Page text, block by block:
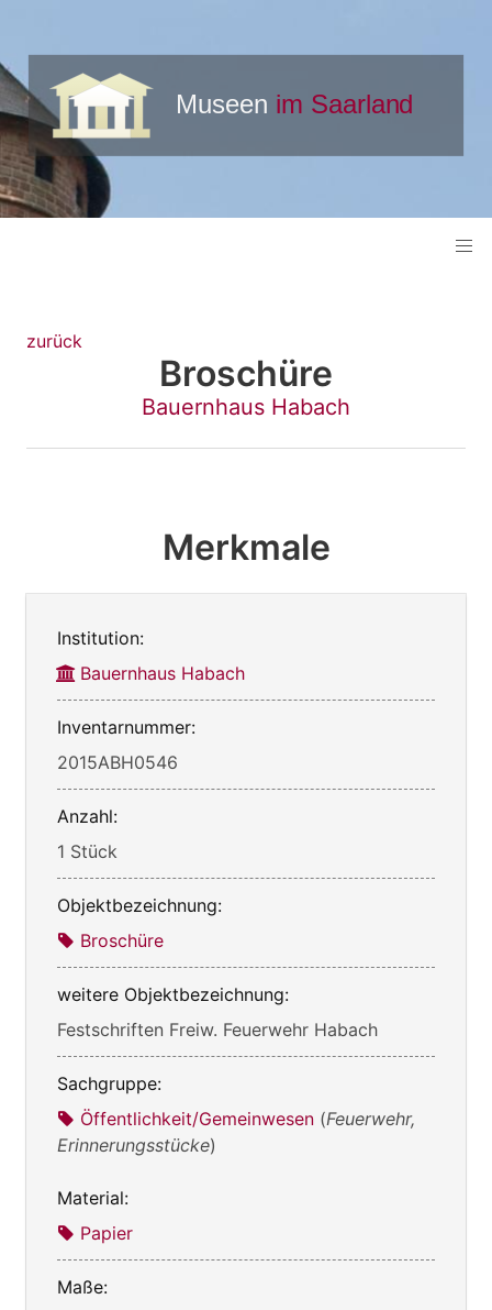
zurück
Broschüre
Bauernhaus Habach
Merkmale
Institution:
Bauernhaus Habach
Inventarnummer:
2015ABH0546
Anzahl:
1 Stück
Objektbezeichnung:
Broschüre
weitere Objektbezeichnung:
Festschriften Freiw. Feuerwehr Habach
Sachgruppe:
Öffentlichkeit/Gemeinwesen (Feuerwehr,
Erinnerungsstücke)
Material:
Papier
Maße: